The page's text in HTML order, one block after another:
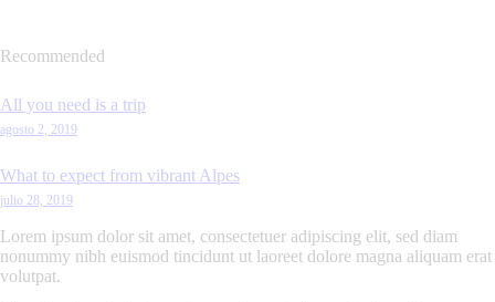
Recommended
All you need is a trip
agosto 2, 2019
What to expect from vibrant Alpes
julio 28, 2019
Lorem ipsum dolor sit amet, consectetuer adipiscing elit, sed diam
nonummy nibh euismod tincidunt ut laoreet dolore magna aliquam erat
volutpat.